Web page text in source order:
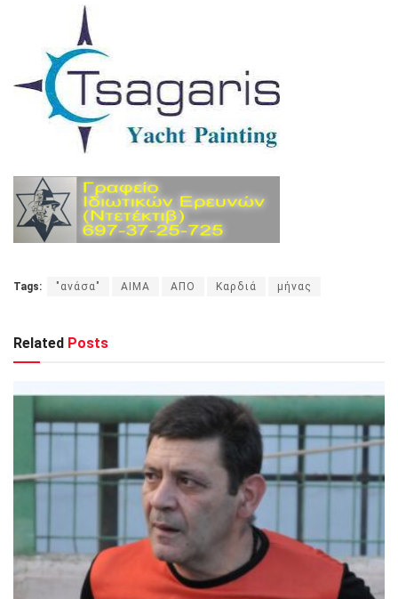
Tags: "ανάσα" ΑΙΜΑ ΑΠΟ Καρδιά μήνας
Related Posts